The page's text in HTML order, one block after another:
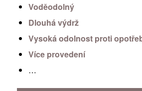
Voděodolný
Dlouhá výdrž
Vysoká odolnost proti
Více provedení
…